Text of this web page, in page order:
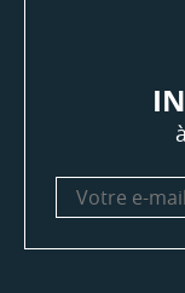
Votre
e-